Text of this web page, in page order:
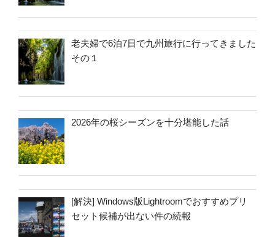
老夫婦で6泊7日で九州旅行に行ってきました
その１
2026年の桜シーズンを十分堪能した話
[解決] Windows版Lightroomでおすすめプリ
セット候補が出ない件の続報